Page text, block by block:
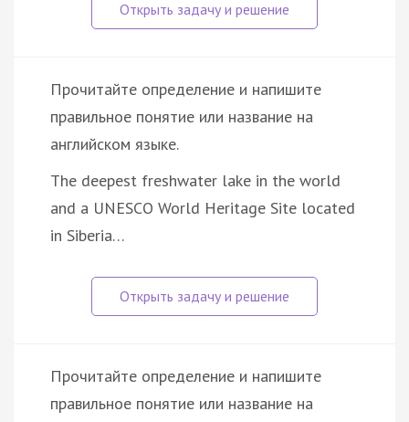
Прочитайте определение и напишите
правильное понятие или название на
английском языке.
The deepest freshwater lake in the world
and a UNESCO World Heritage Site located
in Siberia…
Прочитайте определение и напишите
правильное понятие или название на